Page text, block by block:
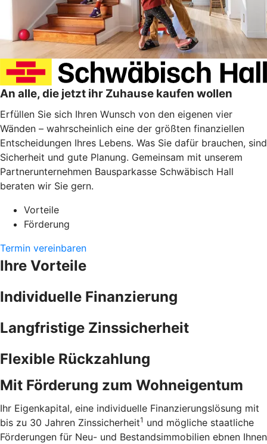
An alle, die jetzt ihr Zuhause kaufen wollen
Erfüllen Sie sich Ihren Wunsch von den eigenen vier
Wänden – wahrscheinlich eine der größten finanziellen
Entscheidungen Ihres Lebens. Was Sie dafür brauchen, sind
Sicherheit und gute Planung. Gemeinsam mit unserem
Partnerunternehmen Bausparkasse Schwäbisch Hall
beraten wir Sie gern.
Vorteile
Förderung
Termin vereinbaren
Ihre Vorteile
Individuelle Finanzierung
Langfristige Zinssicherheit
Flexible Rückzahlung
Mit Förderung zum Wohneigentum
Ihr Eigenkapital, eine individuelle Finanzierungslösung mit
bis zu 30 Jahren Zinssicherheit1 und mögliche staatliche
Förderungen für Neu- und Bestandsimmobilien ebnen Ihnen